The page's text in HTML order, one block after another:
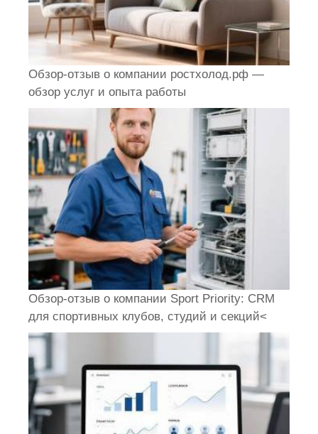
Обзор-отзыв о компании ростхолод.рф —
обзор услуг и опыта работы
Обзор-отзыв о компании Sport Priority: CRM
для спортивных клубов, студий и секций<